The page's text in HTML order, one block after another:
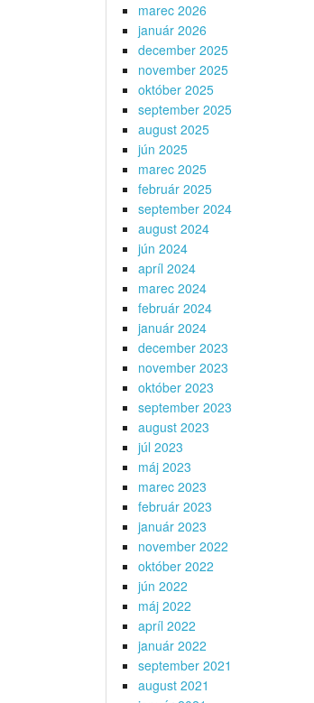
marec 2026
január 2026
december 2025
november 2025
október 2025
september 2025
august 2025
jún 2025
marec 2025
február 2025
september 2024
august 2024
jún 2024
apríl 2024
marec 2024
február 2024
január 2024
december 2023
november 2023
október 2023
september 2023
august 2023
júl 2023
máj 2023
marec 2023
február 2023
január 2023
november 2022
október 2022
jún 2022
máj 2022
apríl 2022
január 2022
september 2021
august 2021